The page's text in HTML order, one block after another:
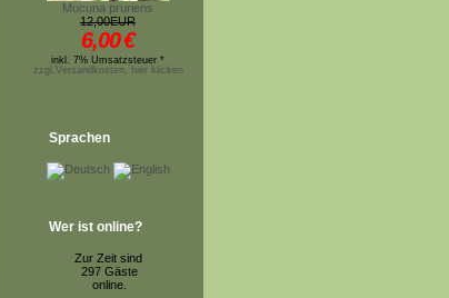
Mucuna pruriens
12,00EUR
6,00€
inkl. 7% Umsatzsteuer *
zzgl.Versandkosten, hier klicken
Sprachen
Wer ist online?
Zur Zeit sind
297 Gäste
online.